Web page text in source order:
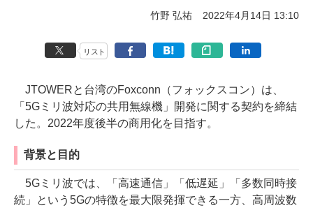
竹野 弘祐 2022年4月14日 13:10
リスト
JTOWERと台湾のFoxconn（フォックスコン）は、
「5Gミリ波対応の共用無線機」開発に関する契約を締結
した。2022年度後半の商用化を目指す。
背景と目的
5Gミリ波では、「高速通信」「低遅延」「多数同時接
続」という5Gの特徴を最大限発揮できる一方、高周波数